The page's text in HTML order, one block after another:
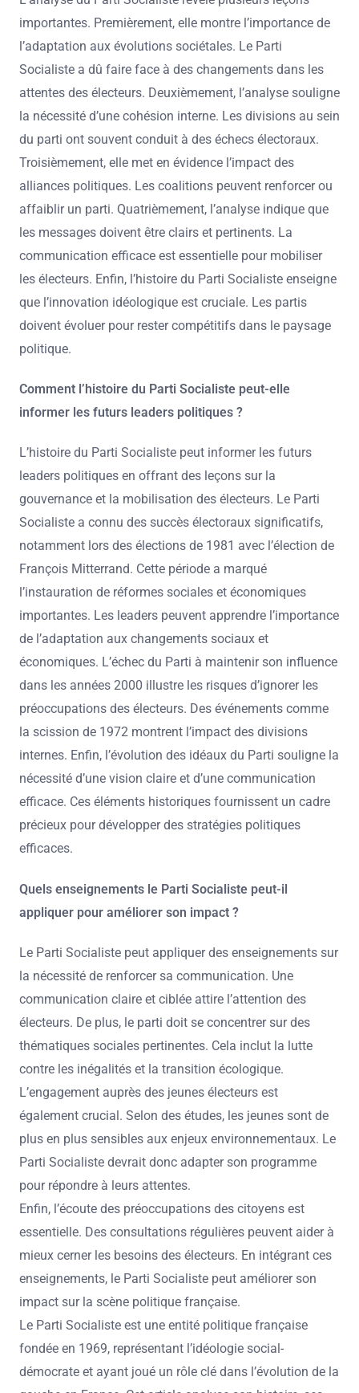
importantes. Premièrement, elle montre l’importance de
l’adaptation aux évolutions sociétales. Le Parti
Socialiste a dû faire face à des changements dans les
attentes des électeurs. Deuxièmement, l’analyse souligne
la nécessité d’une cohésion interne. Les divisions au sein
du parti ont souvent conduit à des échecs électoraux.
Troisièmement, elle met en évidence l’impact des
alliances politiques. Les coalitions peuvent renforcer ou
affaiblir un parti. Quatrièmement, l’analyse indique que
les messages doivent être clairs et pertinents. La
communication efficace est essentielle pour mobiliser
les électeurs. Enfin, l’histoire du Parti Socialiste enseigne
que l’innovation idéologique est cruciale. Les partis
doivent évoluer pour rester compétitifs dans le paysage
politique.
Comment l’histoire du Parti Socialiste peut-elle
informer les futurs leaders politiques ?
L’histoire du Parti Socialiste peut informer les futurs
leaders politiques en offrant des leçons sur la
gouvernance et la mobilisation des électeurs. Le Parti
Socialiste a connu des succès électoraux significatifs,
notamment lors des élections de 1981 avec l’élection de
François Mitterrand. Cette période a marqué
l’instauration de réformes sociales et économiques
importantes. Les leaders peuvent apprendre l’importance
de l’adaptation aux changements sociaux et
économiques. L’échec du Parti à maintenir son influence
dans les années 2000 illustre les risques d’ignorer les
préoccupations des électeurs. Des événements comme
la scission de 1972 montrent l’impact des divisions
internes. Enfin, l’évolution des idéaux du Parti souligne la
nécessité d’une vision claire et d’une communication
efficace. Ces éléments historiques fournissent un cadre
précieux pour développer des stratégies politiques
efficaces.
Quels enseignements le Parti Socialiste peut-il
appliquer pour améliorer son impact ?
Le Parti Socialiste peut appliquer des enseignements sur
la nécessité de renforcer sa communication. Une
communication claire et ciblée attire l’attention des
électeurs. De plus, le parti doit se concentrer sur des
thématiques sociales pertinentes. Cela inclut la lutte
contre les inégalités et la transition écologique.
L’engagement auprès des jeunes électeurs est
également crucial. Selon des études, les jeunes sont de
plus en plus sensibles aux enjeux environnementaux. Le
Parti Socialiste devrait donc adapter son programme
pour répondre à leurs attentes.
Enfin, l’écoute des préoccupations des citoyens est
essentielle. Des consultations régulières peuvent aider à
mieux cerner les besoins des électeurs. En intégrant ces
enseignements, le Parti Socialiste peut améliorer son
impact sur la scène politique française.
Le Parti Socialiste est une entité politique française
fondée en 1969, représentant l’idéologie social-
démocrate et ayant joué un rôle clé dans l’évolution de la